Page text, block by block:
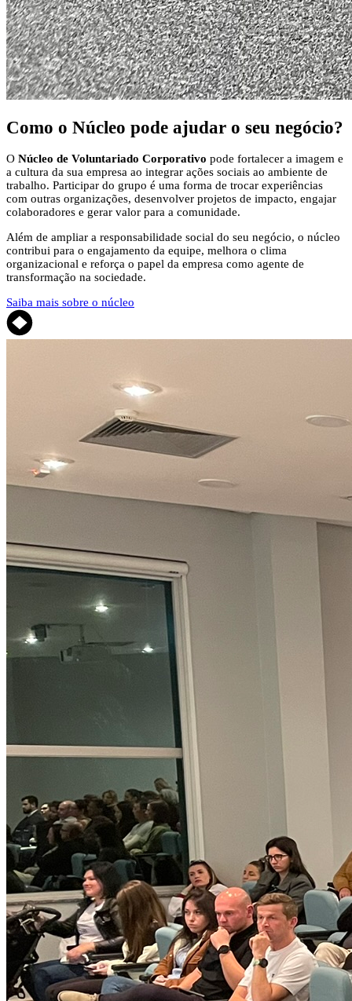
Como o Núcleo pode ajudar o seu negócio?
O Núcleo de Voluntariado Corporativo pode fortalecer a imagem e
a cultura da sua empresa ao integrar ações sociais ao ambiente de
trabalho. Participar do grupo é uma forma de trocar experiências
com outras organizações, desenvolver projetos de impacto, engajar
colaboradores e gerar valor para a comunidade.
Além de ampliar a responsabilidade social do seu negócio, o núcleo
contribui para o engajamento da equipe, melhora o clima
organizacional e reforça o papel da empresa como agente de
transformação na sociedade.
Saiba mais sobre o núcleo